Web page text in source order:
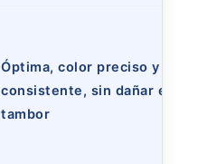
Óptima, color preciso y
consistente, sin dañar el
tambor